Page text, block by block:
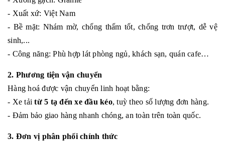
- Xuất xứ: Việt Nam
- Bề mặt: Nhám mờ, chống thấm tốt, chống trơn trượt, dễ vệ
sinh,...
- Công năng: Phù hợp lát phòng ngủ, khách sạn, quán cafe…
2. Phương tiện vận chuyển
Hàng hoá được vận chuyển linh hoạt bằng:
- Xe tảitừ 5 tạ đến xe đầu kéo, tuỳ theo số lượng đơn hàng.
- Đảm bảo giao hàng nhanh chóng, an toàn trên toàn quốc.
3. Đơn vị phân phối chính thức